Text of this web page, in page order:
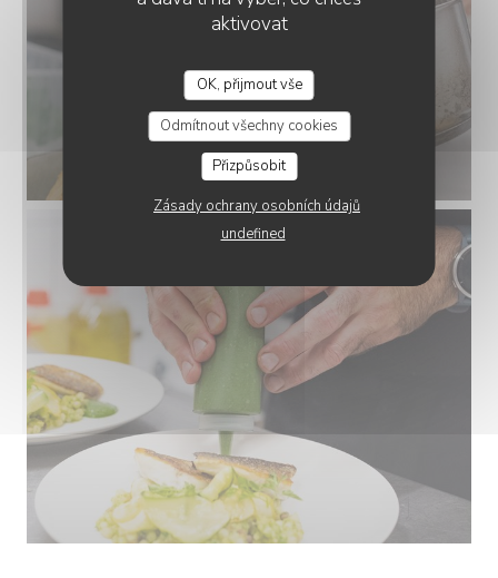
aktivovat
OK, přijmout vše
Odmítnout všechny cookies
Přizpůsobit
Zásady ochrany osobních údajů
undefined